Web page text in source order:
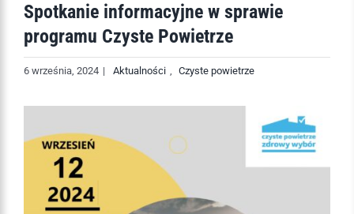
Spotkanie informacyjne w sprawie
programu Czyste Powietrze
6 września, 2024 | Aktualności Czyste powietrze